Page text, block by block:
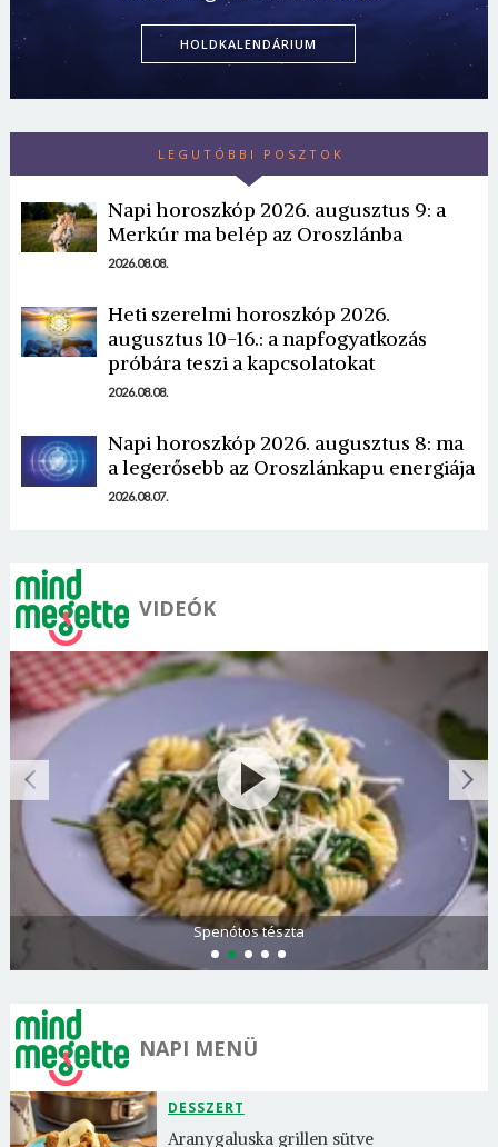
HOLDKALENDÁRIUM
LEGUTÓBBI POSZTOK
Napi horoszkóp 2026. augusztus 9: a
Merkúr ma belép az Oroszlánba
2026.08.08.
Heti szerelmi horoszkóp 2026.
augusztus 10-16.: a napfogyatkozás
próbára teszi a kapcsolatokat
2026.08.08.
Napi horoszkóp 2026. augusztus 8: ma
a legerősebb az Oroszlánkapu energiája
2026.08.07.
VIDEÓK
Olasz és görög paradicsomsaláta
NAPI MENÜ
DESSZERT
Aranygaluska grillen sütve
Borsonline bejelentkezés
E-mail cím vagy felhasználónév
Jelszó